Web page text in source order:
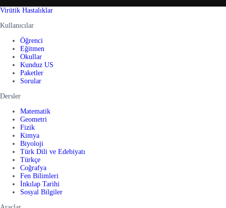
Virütik Hastalıklar
Kullanıcılar
Öğrenci
Eğitmen
Okullar
Kunduz US
Paketler
Sorular
Dersler
Matematik
Geometri
Fizik
Kimya
Biyoloji
Türk Dili ve Edebiyatı
Türkçe
Coğrafya
Fen Bilimleri
İnkılap Tarihi
Sosyal Bilgiler